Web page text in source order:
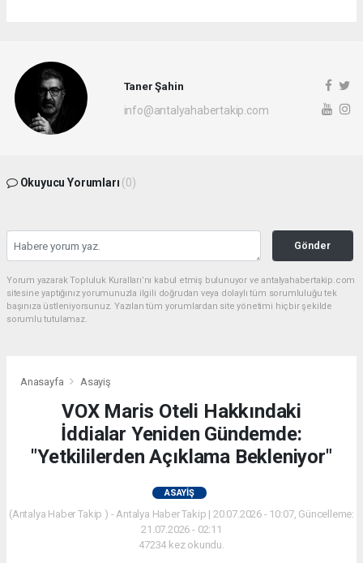
Taner Şahin
info@antalyahabertakip.com
Okuyucu Yorumları (0)
Gönder
Yorum yazarak Topluluk Kuralları’nı kabul etmiş bulunuyor ve antalyahabertakip.com
sitesine yaptığınız yorumunuzla ilgili doğrudan veya dolaylı tüm sorumluluğu tek
başınıza üstleniyorsunuz. Yazılan tüm yorumlardan site yönetimi hiçbir şekilde
sorumlu tutulamaz.
Anasayfa Asayiş
VOX Maris Oteli Hakkındaki
İddialar Yeniden Gündemde:
"Yetkililerden Açıklama Bekleniyor"
ASAYIŞ
(Antalya Haber Takip ) - Antalya Haber Takip | 20.07.2026 - 10:07, Güncelleme:
21.07.2026 - 02:11
47234 kez okundu.